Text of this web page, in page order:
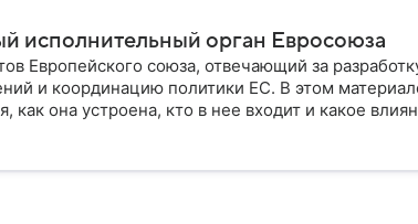
исполнительный орган Евросоюза
Европейского союза, отвечающий за
и координацию политики ЕС. В этом
она устроена, кто в нее входит и какое